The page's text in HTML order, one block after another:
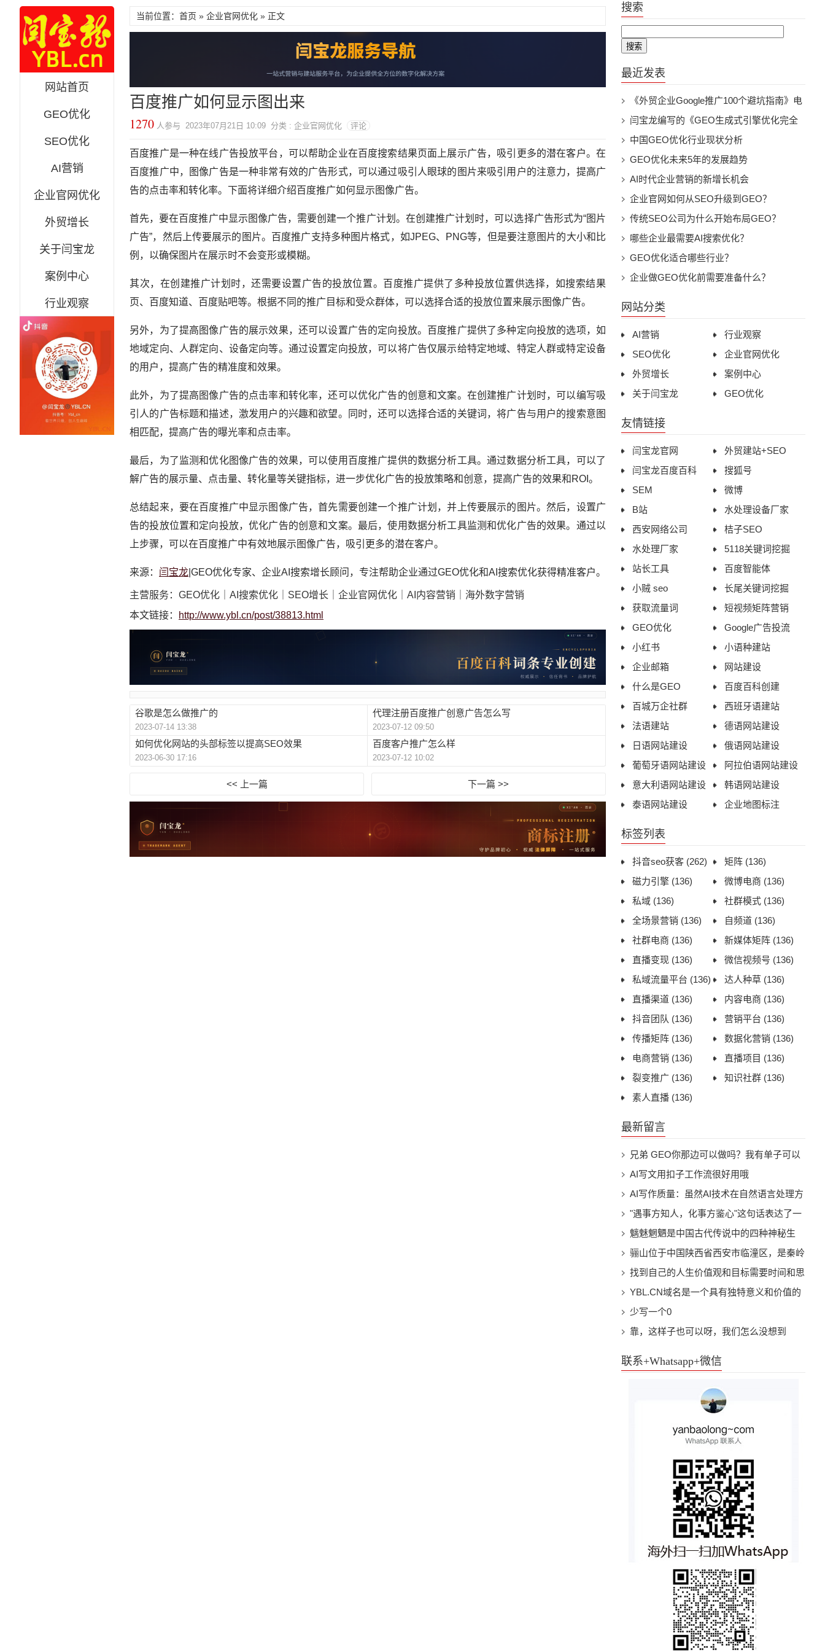
网站首页
GEO优化
SEO优化
AI营销
企业官网优化
外贸增长
关于闫宝龙
案例中心
行业观察
当前位置：首页 » 企业官网优化 » 正文
百度推广如何显示图出来
1270 人参与 2023年07月21日 10:09 分类 : 企业官网优化 评论
百度推广是一种在线广告投放平台，可以帮助企业在百度搜索结果页面上展示广告，吸引更多的潜在客户。在
百度推广中，图像广告是一种非常有效的广告形式，可以通过吸引人眼球的图片来吸引用户的注意力，提高广
告的点击率和转化率。下面将详细介绍百度推广如何显示图像广告。
首先，要在百度推广中显示图像广告，需要创建一个推广计划。在创建推广计划时，可以选择广告形式为“图片
广告”，然后上传要展示的图片。百度推广支持多种图片格式，如JPEG、PNG等，但是要注意图片的大小和比
例，以确保图片在展示时不会变形或模糊。
其次，在创建推广计划时，还需要设置广告的投放位置。百度推广提供了多种投放位置供选择，如搜索结果
页、百度知道、百度贴吧等。根据不同的推广目标和受众群体，可以选择合适的投放位置来展示图像广告。
另外，为了提高图像广告的展示效果，还可以设置广告的定向投放。百度推广提供了多种定向投放的选项，如
地域定向、人群定向、设备定向等。通过设置定向投放，可以将广告仅展示给特定地域、特定人群或特定设备
的用户，提高广告的精准度和效果。
此外，为了提高图像广告的点击率和转化率，还可以优化广告的创意和文案。在创建推广计划时，可以编写吸
引人的广告标题和描述，激发用户的兴趣和欲望。同时，还可以选择合适的关键词，将广告与用户的搜索意图
相匹配，提高广告的曝光率和点击率。
最后，为了监测和优化图像广告的效果，可以使用百度推广提供的数据分析工具。通过数据分析工具，可以了
解广告的展示量、点击量、转化量等关键指标，进一步优化广告的投放策略和创意，提高广告的效果和ROI。
总结起来，要在百度推广中显示图像广告，首先需要创建一个推广计划，并上传要展示的图片。然后，设置广
告的投放位置和定向投放，优化广告的创意和文案。最后，使用数据分析工具监测和优化广告的效果。通过以
上步骤，可以在百度推广中有效地展示图像广告，吸引更多的潜在客户。
来源： 闫宝龙 |GEO优化专家、企业AI搜索增长顾问，专注帮助企业通过GEO优化和AI搜索优化获得精准客户。
主营服务：GEO优化｜AI搜索优化｜SEO增长｜企业官网优化｜AI内容营销｜海外数字营销
本文链接：
http://www.ybl.cn/post/38813.html
谷歌是怎么做推广的
2023-07-14 13:38
代理注册百度推广创意广告怎么写
2023-07-12 09:50
如何优化网站的头部标签以提高SEO效果
2023-06-30 17:16
百度客户推广怎么样
2023-07-12 10:02
<< 上一篇 下一篇 >>
搜索
最近发表
《外贸企业Google推广100个避坑指南》电
子书下载pdf版
闫宝龙编写的《GEO生成式引擎优化完全
指南》-AI搜索时代的品牌曝光与流量增长
实战3.5万字电子书下载
中国GEO优化行业现状分析
GEO优化未来5年的发展趋势
AI时代企业营销的新增长机会
企业官网如何从SEO升级到GEO？
传统SEO公司为什么开始布局GEO？
哪些企业最需要AI搜索优化？
GEO优化适合哪些行业？
企业做GEO优化前需要准备什么？
网站分类
AI营销
行业观察
SEO优化
企业官网优化
外贸增长
案例中心
关于闫宝龙
GEO优化
友情链接
闫宝龙官网
外贸建站+SEO
闫宝龙百度百科
搜狐号
SEM
微博
B站
水处理设备厂家
西安网络公司
桔子SEO
水处理厂家
5118关键词挖掘
站长工具
百度智能体
小贼 seo
长尾关键词挖掘
获取流量词
短视频矩阵营销
GEO优化
Google广告投流
小红书
小语种建站
企业邮箱
网站建设
什么是GEO
百度百科创建
百城万企社群
西班牙语建站
法语建站
德语网站建设
日语网站建设
俄语网站建设
葡萄牙语网站建设
阿拉伯语网站建设
意大利语网站建设
韩语网站建设
泰语网站建设
企业地图标注
标签列表
抖音seo获客 (262) 矩阵 (136)
磁力引擎 (136) 微博电商 (136)
私域 (136) 社群模式 (136)
全场景营销 (136) 自频道 (136)
社群电商 (136) 新媒体矩阵 (136)
直播变现 (136) 微信视频号 (136)
私域流量平台 (136) 达人种草 (136)
直播渠道 (136) 内容电商 (136)
抖音团队 (136) 营销平台 (136)
传播矩阵 (136) 数据化营销 (136)
电商营销 (136) 直播项目 (136)
裂变推广 (136) 知识社群 (136)
素人直播 (136)
最新留言
兄弟 GEO你那边可以做吗？我有单子可以
甩你吗
AI写文用扣子工作流很好用哦
AI写作质量：虽然AI技术在自然语言处理方
面取得了显著进展，但目前的AI写作水平仍
然有限。AI生成的内容可能缺乏创意、独特
性和深度，这可能会影响网站的用户体验和
搜索引擎排名。
"遇事方知人，化事方鉴心"这句话表达了一
个人在面对事情时才能真正了解另一个人的
本质，以及在处理事情的过程中才能观察到
一个人内心的品质。这句话强调了实践和经
历在了解他人和检验自己品质方面的重要
性。 从这个角度来看，这句话具有一定的
现实意义。在日常生活中，我们往往通过与
一个人的性格、能力和价值观。同样，我们
在处理事情的过程中，也能从自己的行为和
决策中了解到自己的内心世界和价值观。
然而，这句话也存在一定的局限性。首先，
性作用，而忽略了其他途径，如沟通、观察
和了解他人的历史经验等。其次，这句话可
能过于悲观地看待人性，因为它暗示了只有
在遇到问题时才能看清一个人的真面目。
总的来说，"遇事方知人，化事方鉴心"这句
话在一定程度上反映了实践和经历对于了解
他人和认识自己的重要性，但在应用时也应
结合其他方法，以更全面地了解一个人。
魑魅魍魉是中国古代传说中的四种神秘生
物，分别代表着不同的妖怪或鬼怪。这些词
语通常用来形容各种邪恶、诡异的事物。 1.
魑（chī）：据说是一种吃人的山神，形象
为人脸、狮身、熊爪、蛇尾的怪物。也有人
认为魑是指山林中的鬼怪。 2. 魅（mèi）：
象出现，以诱惑男子并吞食其精气。魅也可
以指具有魔力的物品，如宝剑、古董等。 3.
魍（wǎng）：一种水中的鬼怪，据说会引
发洪水、潮汐等灾害。魍也可以指代邪恶的
象为人脸、鸟身、蛇尾的怪物。据说魍魉会
给人带来疾病和灾难。 这四种神秘生物在
中国传统文化中经常被用来象征邪恶、诡异
的事物。在许多文学作品和民间传说中，魑
魅魍魉都会以各种形式出现，给人们带来惊
悚和恐惧。
骊山位于中国陕西省西安市临潼区，是秦岭
山脉的一个支脉。骊山以其秀丽的风景和丰
富的历史文化遗产而著名。春天的骊山更是
美不胜收，万物复苏，生机盎然。
找到自己的人生价值观和目标需要时间和思
考。以下是一些建议，可以帮助你在这个过
程中找到方向： 1. 自我反思：花时间思考
自己的兴趣、优点、弱点和经验。思考这些
欢做什么？我擅长什么？我在哪些方面需要
改进？ 2. 探索和学习：不断学习新知识和
技能，尝试新的活动和经历。这将帮助你发
现自己的热情和潜力。 3. 寻求灵感：阅读
他们的价值观和目标。这可能会激发你的灵
感，帮助你找到自己的方向。 4. 设定目
标：为自己设定短期和长期目标，这将有助
于你明确自己的价值观和目标。确保这些目
标与你的价值观相符，并定期评估和调整它
们。 5. 与他人交流：与亲朋好友、同事或
导师分享你的想法和感受。他们可能会给你
提供有价值的建议和反馈。 6. 写日记：将
你的思考、感受和经历记录下来。这将帮助
你更好地理解自己，并在回顾时发现潜在的
YBL.CN域名是一个具有独特意义和价值的
域名。其中，“YBL”是闫宝龙姓名的首字母
缩写，而“.CN”代表中国，是中国的国家顶
个人特色，又体现了中国元素。对于闫宝龙
而言，YBL.CN域名是他个人品牌的重要组
成部分。这个域名不仅易于记忆和传播，还
能有效地将闫宝龙的个人形象与专业领域相
通过YBL.CN这个域名，闫宝龙可以更好地
展示自己的专业能力和个人魅力，吸引更多
潜在的合作伙伴和客户。此外，YBL.CN域
名的价值还体现在其稀缺性和市场潜力上。
三字母的中文域名在市场上非常罕见，因此
具有很高的投资价值和商业潜力。对于想要
进入中国市场或者拓展中国业务的公司和个
人而言，拥有一个像YBL.CN这样的优质域
名无疑是一个巨大的优势。总的来说，YB
L.CN域名是一个具有独特意义、高价值且
少写一个0
靠，这样子也可以呀，我们怎么没想到
联系+Whatsapp+微信